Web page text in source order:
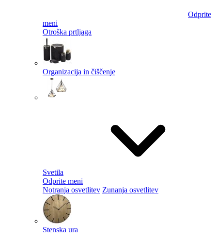
Odprite
meni
Otroška prtljaga
Organizacija in čiščenje
Svetila
Odprite meni
Notranja osvetlitev Zunanja osvetlitev
Stenska ura